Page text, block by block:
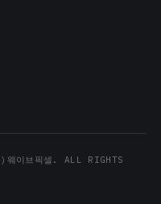
이브픽셀. ALL RIGHTS